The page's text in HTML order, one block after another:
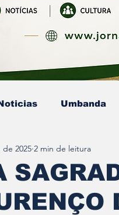
Umbanda
- Mestre Kaluanã
- Pai Gamby
de 2025 2 min de leitura